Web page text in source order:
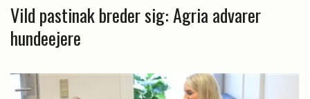
Vild pastinak breder sig: Agria advarer
hundeejere